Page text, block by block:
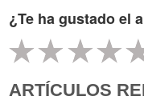
¿Te ha gustado el
ARTÍCULOS